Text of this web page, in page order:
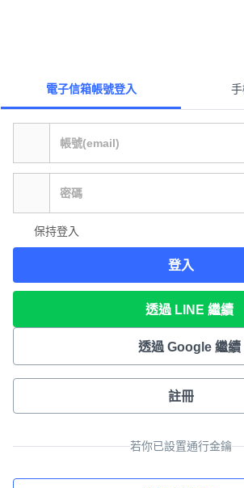
電子信箱帳號登入
保持登入
登入
透過 LINE 繼續
透過 Google 繼續
註冊
若你已設置通行金鑰